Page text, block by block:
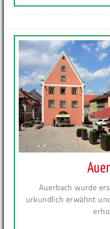
Auerbach wurde
urkundlich erwähnt